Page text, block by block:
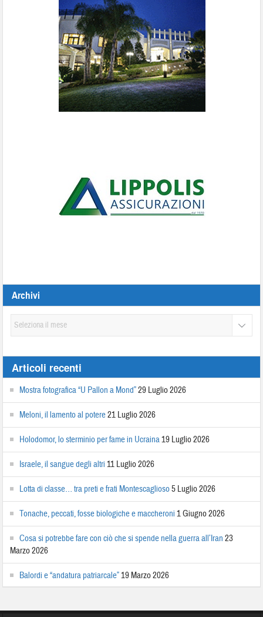
Archivi
Articoli recenti
Mostra fotografica “U Pallon a Mond”29 Luglio 2026
Meloni, il lamento al potere21 Luglio 2026
Holodomor, lo sterminio per fame in Ucraina19 Luglio 2026
Israele, il sangue degli altri 11 Luglio 2026
Lotta di classe… tra preti e frati Montescaglioso5 Luglio 2026
Tonache, peccati, fosse biologiche e maccheroni 1 Giugno 2026
Cosa si potrebbe fare con ciò che si spende nella guerra all’Iran 23
Marzo 2026
Balordi e “andatura patriarcale”19 Marzo 2026